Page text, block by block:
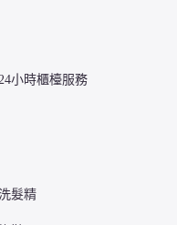
小時櫃檯服務
洗髮精